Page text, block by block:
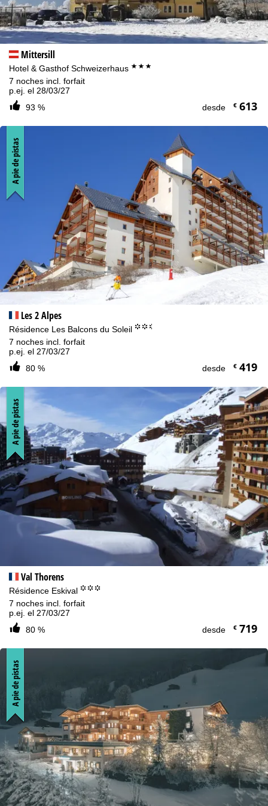
Mittersill
Hotel & Gasthof Schweizerhaus ***
7 noches incl. forfait
p.ej. el 28/03/27
93 %
desde €613
Les 2 Alpes
Résidence Les Balcons du Soleil °°.
7 noches incl. forfait
p.ej. el 27/03/27
80 %
desde €419
A pie de pistas
Val Thorens
Résidence Eskival °°°
7 noches incl. forfait
p.ej. el 27/03/27
80 %
desde €719
A pie de pistas
A pie de pistas